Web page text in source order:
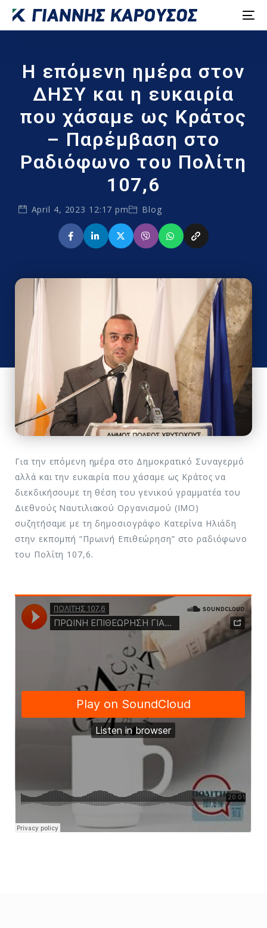
H επόμενη ημέρα στον
ΔΗΣΥ και η ευκαιρία
που χάσαμε ως Κράτος
– Παρέμβαση στο
Ραδιόφωνο του Πολίτη
107,6
April 4, 2023 12:17 pm Blog
Για την επόμενη ημέρα στο Δημοκρατικό Συναγερμό
αλλά και την ευκαιρία που χάσαμε ως Κράτος να
διεκδικήσουμε τη θέση του γενικού γραμματέα του
Διεθνούς Ναυτιλιακού Οργανισμού (IMO)
συζητήσαμε με τη δημοσιογράφο Κατερίνα Ηλιάδη
στην εκπομπή “Πρωινή Επιθεώρηση” στο ραδιόφωνο
του Πολίτη 107,6.